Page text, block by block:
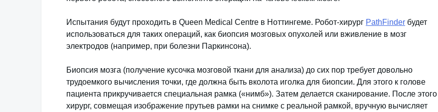
Испытания будут проходить в Queen Medical Centre в Ноттингеме. Робот-хирург PathFinder будет
использоваться для таких операций, как биопсия мозговых опухолей или вживление в мозг
электродов (например, при болезни Паркинсона).
Биопсия мозга (получение кусочка мозговой ткани для анализа) до сих пор требует довольно
трудоемкого вычисления точки, где должна быть вколота иголка для биопсии. Для этого к голове
пациента прикручивается специальная рамка («нимб»). Затем делается сканирование. После этого
хирург, совмещая изображение прутьев рамки на снимке с реальной рамкой, вручную вычисляет